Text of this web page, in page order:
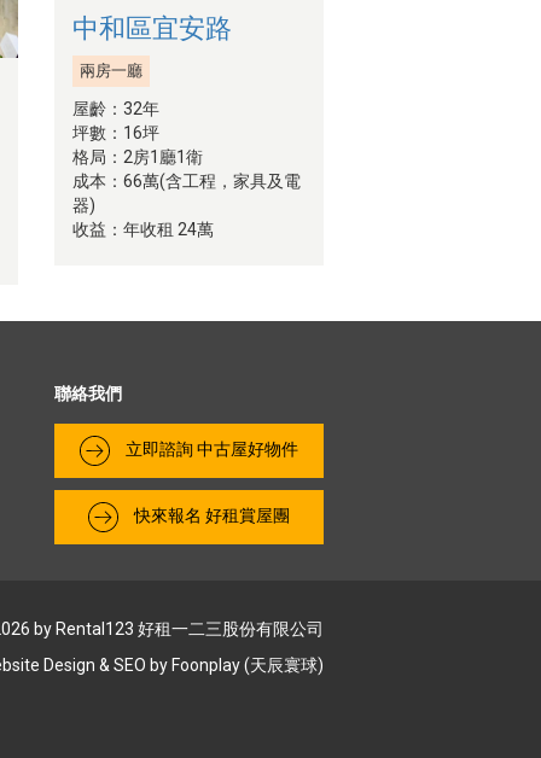
中和區宜安路
兩房一廳
屋齡：32年
坪數：16坪
格局：2房1廳1衛
成本：66萬(含工程，家具及電
器)
收益：年收租 24萬
聯絡我們
​立即諮詢 中古屋好物件
快來報名 好租賞屋團
by Rental123 好租⼀⼆三股份有限公司
Design & SEO by Foonplay (天辰寰球)